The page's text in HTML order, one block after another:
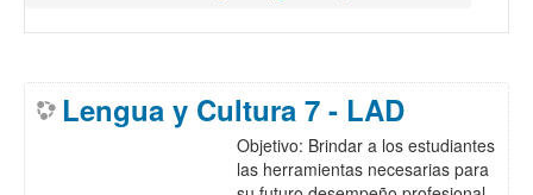
Misión y Visión FCA
Biblioteca FCA
Lengua y Cultura 7 - LAD
Objetivo: Brindar a los estudiantes
las herramientas necesarias para